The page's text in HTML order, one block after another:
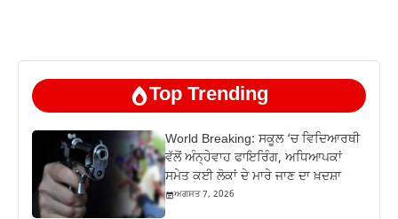
Top Trending
World Breaking: ਸਕੂਲ ‘ਚ ਵਿਦਿਆਰਥੀ
ਵੱਲੋਂ ਅੰਨ੍ਹੇਵਾਹ ਫਾਇਰਿੰਗ, ਅਧਿਆਪਕਾਂ
ਸਮੇਤ ਕਈ ਲੋਕਾਂ ਦੇ ਮਾਰੇ ਜਾਣ ਦਾ ਖ਼ਦਸ਼ਾ
ਅਗਸਤ 7, 2026